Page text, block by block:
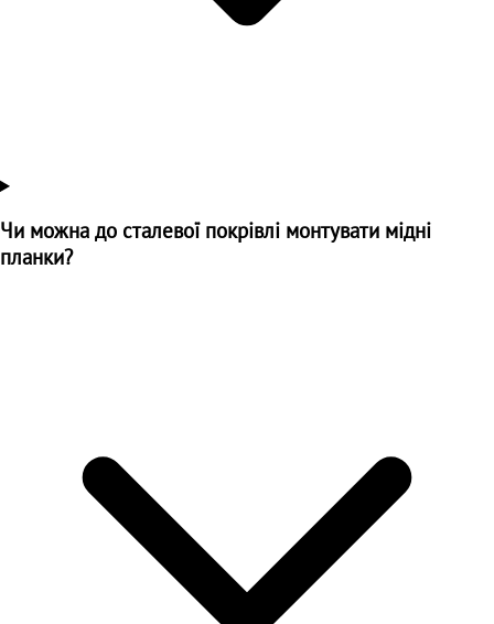
Чи можна до сталевої покрівлі монтувати мідні
планки?